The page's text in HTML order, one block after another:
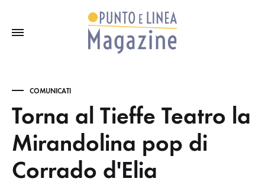
COMUNICATI
Torna al Tieffe Teatro la
Mirandolina pop di
Corrado d'Elia